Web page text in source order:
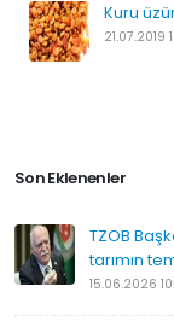
Kuru
21.07.2019
Son Eklenenler
TZOB
tarımın
15.06.2026